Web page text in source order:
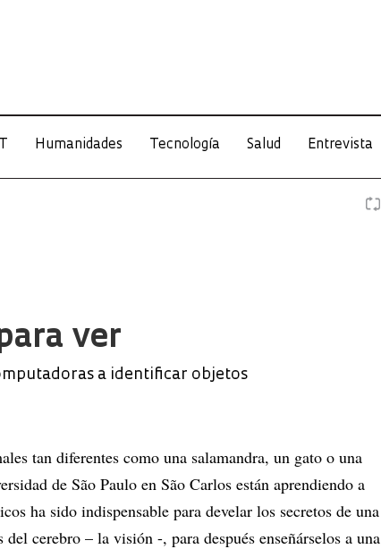
Humanidades Tecnología Salud Entrevista
ver
a identificar objetos
tan diferentes como una salamandra, un gato o una
de São Paulo en São Carlos están aprendiendo a
ha sido indispensable para develar los secretos de una
cerebro – la visión -, para después enseñárselos a una